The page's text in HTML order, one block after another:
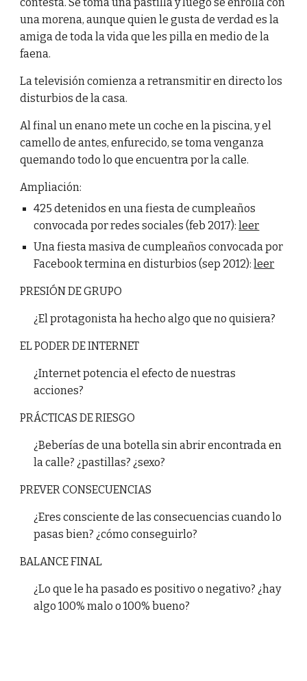
una morena, aunque quien le gusta de verdad es la
amiga de toda la vida que les pilla en medio de la
faena.
La televisión comienza a retransmitir en directo los
disturbios de la casa.
Al final un enano mete un coche en la piscina, y el
camello de antes, enfurecido, se toma venganza
quemando todo lo que encuentra por la calle.
Ampliación:
425 detenidos en una fiesta de cumpleaños
convocada por redes sociales (feb 2017):leer
Una fiesta masiva de cumpleaños convocada por
Facebook termina en disturbios (sep 2012):leer
PRESIÓN DE GRUPO
¿El protagonista ha hecho algo que no quisiera?
EL PODER DE INTERNET
¿Internet potencia el efecto de nuestras
acciones?
PRÁCTICAS DE RIESGO
¿Beberías de una botella sin abrir encontrada en
la calle? ¿pastillas? ¿sexo?
PREVER CONSECUENCIAS
¿Eres consciente de las consecuencias cuando lo
pasas bien? ¿cómo conseguirlo?
BALANCE FINAL
¿Lo que le ha pasado es positivo o negativo? ¿hay
algo 100% malo o 100% bueno?